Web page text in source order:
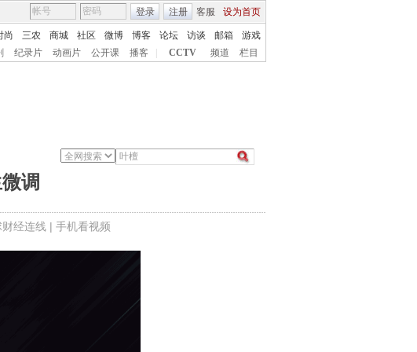
客服 设为首页
登录 注册
尚 三农 商城 社区 微博 博客 论坛 访谈 邮箱
游戏
纪录片 动画片 公开课 播客 CCTV 频道 栏目
调
经连线 | 手机看视频